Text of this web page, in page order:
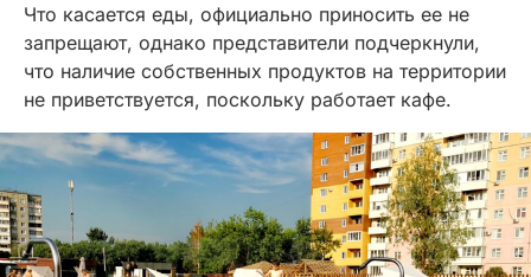
Что касается еды, официально приносить ее не
запрещают, однако представители подчеркнули,
что наличие собственных продуктов на территории
не приветствуется, поскольку работает кафе.